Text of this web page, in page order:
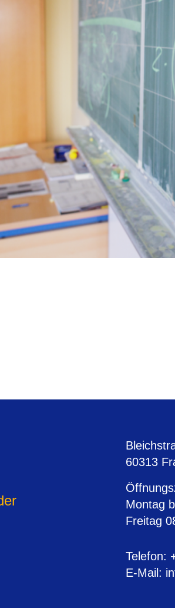
60313
Montag
Freitag
Telefon:
E-Mail :